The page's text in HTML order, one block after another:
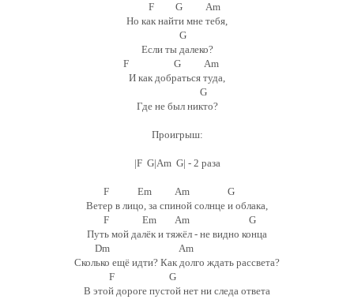
F G Am
Но как найти мне тебя,
G
Если ты далеко?
F G Am
И как добраться туда,
G
Где не был никто?
Проигрыш:
|F G|Am G| - 2 раза
F Em Am G
Ветер в лицо, за спиной солнце и облака,
F Em Am G
Путь мой далёк и тяжёл - не видно конца
Dm Am
Сколько ещё идти? Как долго ждать рассвета?
F G
В этой дороге пустой нет ни следа ответа